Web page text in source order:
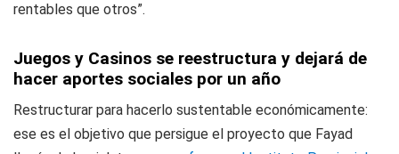
rentables que otros”.
Juegos y Casinos se reestructura y dejará de
hacer aportes sociales por un año
Restructurar para hacerlo sustentable económicamente:
ese es el objetivo que persigue el proyecto que Fayad